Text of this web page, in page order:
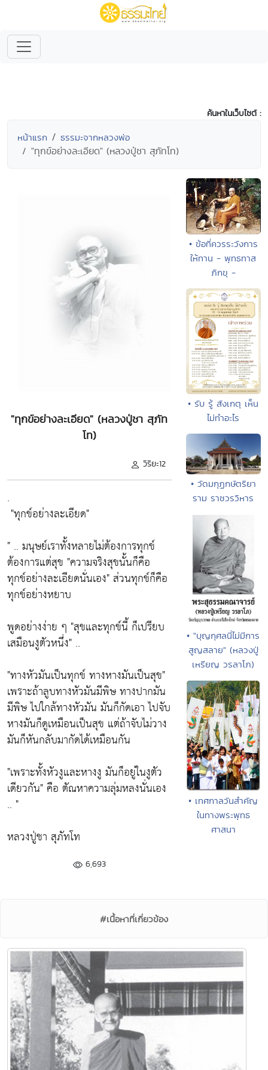
ค้นหาในเว็บไซต์ :
หน้าแรก ธรรมะจากหลวงพ่อ
"ทุกข์อย่างละเอียด" (หลวงปู่ชา สุภัทโท)
"ทุกข์อย่างละเอียด" (หลวงปู่ชา สุภัท
โท)
วิริยะ12
.
"ทุกข์อย่างละเอียด"
" .. มนุษย์เราทั้งหลายไม่ต้องการทุกข์
ต้องการแต่สุข "ความจริงสุขนั้นก็คือ
ทุกข์อย่างละเอียดนั่นเอง"ส่วนทุกข์ก็คือ
ทุกข์อย่างหยาบ
พูดอย่างง่าย ๆ "สุขและทุกข์นี้ ก็เปรียบ
เสมือนงูตัวหนึ่ง" ..
"ทางหัวมันเป็นทุกข์ ทางหางมันเป็นสุข"
เพราะถ้าลูบทางหัวมันมีพิษ ทางปากมัน
มีพิษ ไปใกล้ทางหัวมัน มันก็กัดเอา ไปจับ
หางมันก็ดูเหมือนเป็นสุข แต่ถ้าจับไม่วาง
มันก็หันกลับมากัดได้เหมือนกัน
"เพราะทั้งหัวงูและหางงู มันก็อยู่ในงูตัว
เดียวกัน"คือ ตัณหาความลุ่มหลงนั่นเอง
.. "
หลวงปู่ชา สุภัทโท
6,693
• ข้อที่ควรระวังการ
ให้ทาน - พุทธทาส
ภิกขุ -
• รับ รู้ สังเกตุ เห็น
ไม่ทำอะไร
• วัดมกุฏกษัตริยา
ราม ราชวรวิหาร
• "บุญกุศลนี่ไม่มีการ
สูญสลาย" (หลวงปู่
เหรียญ วรลาโภ)
• เทศกาลวันสำคัญ
ในทางพระพุทธ
ศาสนา
#เนื้อหาที่เกี่ยวข้อง